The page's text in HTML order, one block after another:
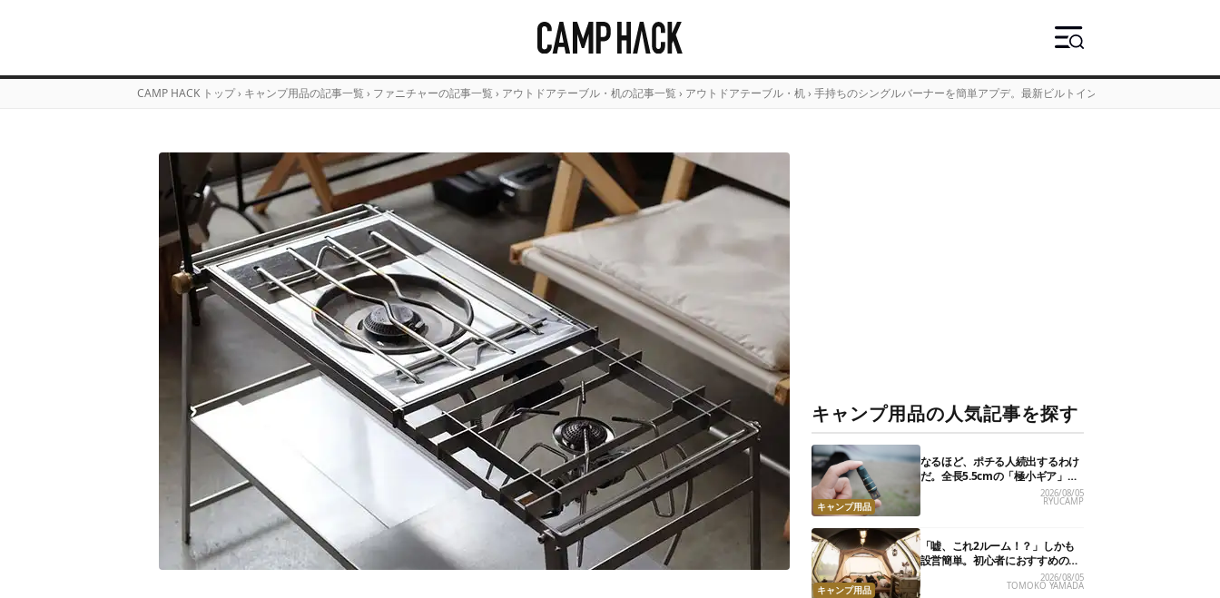
CAMP HACK トップ › キャンプ用品の記事一覧 › ファニチャーの記事一覧 › アウトドアテーブル・机の記事一覧 › アウトドアテーブル・机 › 手持ちのシングルバーナーを簡単アプデ。最新ビルトインテーブル10選
キャンプ用品の人気記事を探す
キャンプ用品
なるほど、ポチる人続出するわけ
だ。全長5.5cmの「極小ギア」を
使って分かったほんとの魅力2026/08/05
RYUCAMP
キャンプ用品
「嘘、これ2ルーム！？」しかも
設営簡単。初心者におすすめの最
新“おしゃれ広々テント”7選2026/08/05
TOMOKO YAMADA